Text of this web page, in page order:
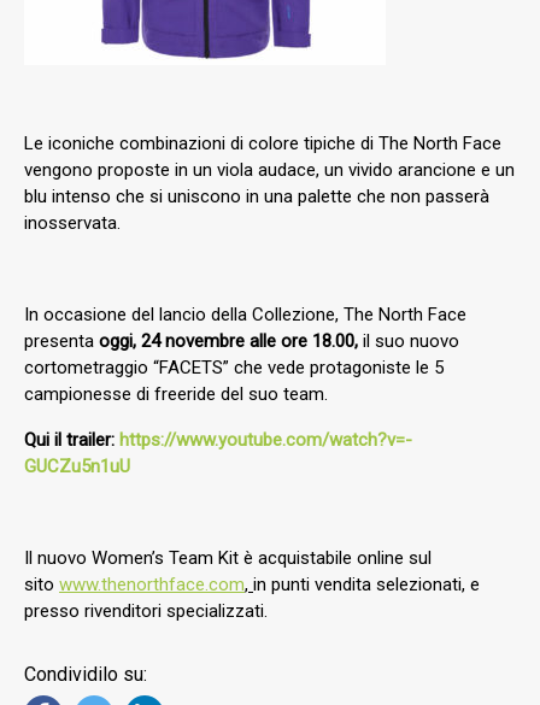
Le iconiche combinazioni di colore tipiche di The North Face
vengono proposte in un viola audace, un vivido arancione e un
blu intenso che si uniscono in una palette che non passerà
inosservata.
In occasione del lancio della Collezione, The North Face
presenta oggi, 24 novembre alle ore 18.00, il suo nuovo
cortometraggio “FACETS” che vede protagoniste le 5
campionesse di freeride del suo team.
Qui il trailer: https://www.youtube.com/watch?v=-
GUCZu5n1uU
Il nuovo Women’s Team Kit è acquistabile online sul
sito www.thenorthface.com, in punti vendita selezionati, e
presso rivenditori specializzati.
Condividilo su: